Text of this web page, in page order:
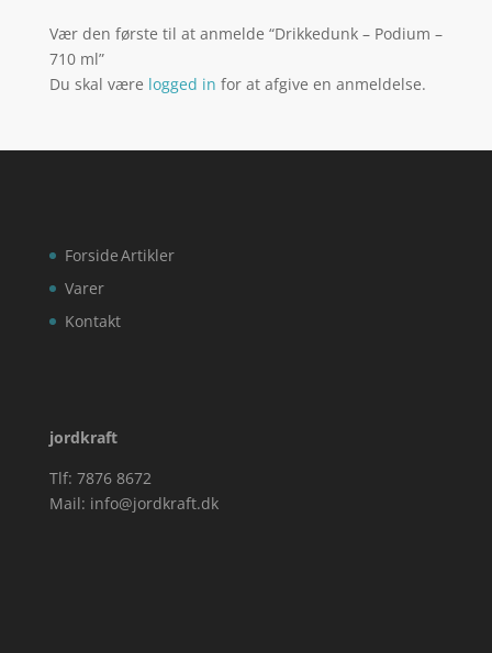
Vær den første til at anmelde “Drikkedunk – Podium –
710 ml”
Du skal være logged in for at afgive en anmeldelse.
Forside
Varer
Kontakt
Artikler
jordkraft
Tlf: 7876 8672
Mail: info@jordkraft.dk